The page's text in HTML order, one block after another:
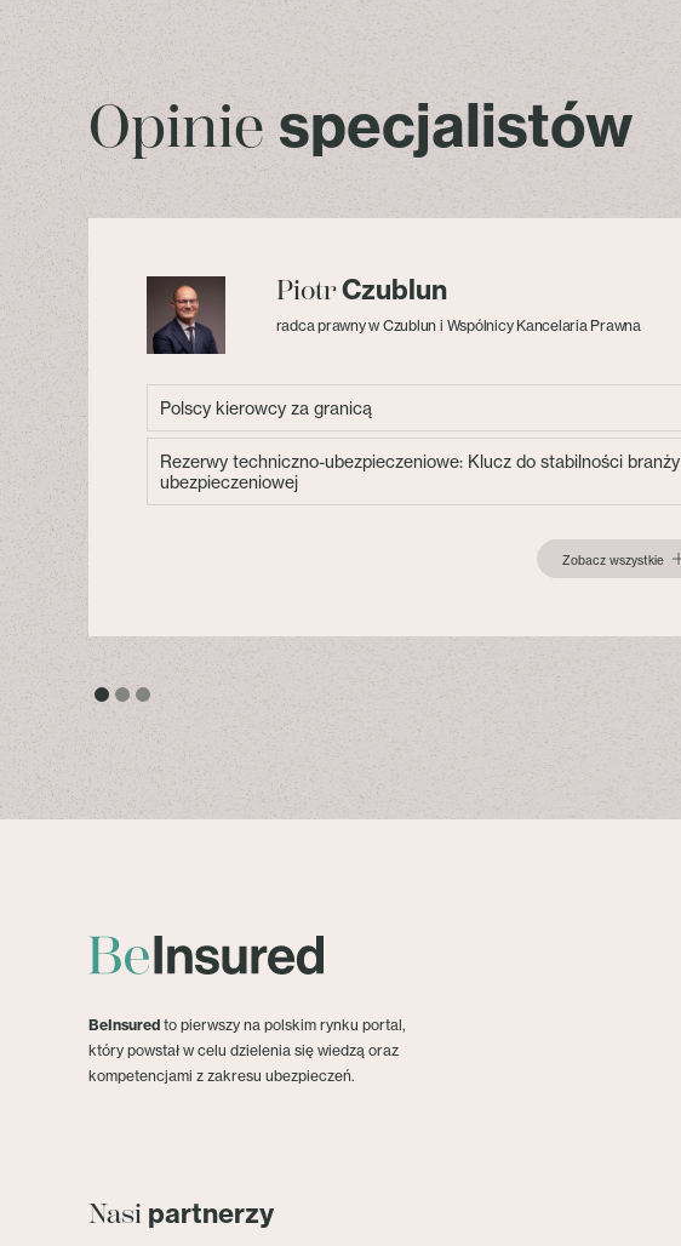
Opinie specjalistów
PiotrCzublun
radca prawny w Czublun i Wspólnicy Kancelaria Prawna
Polscy kierowcy za granicą
Rezerwy techniczno-ubezpieczeniowe: Klucz do stabilności branży
ubezpieczeniowej
Zobacz wszystkie
BeInsured to pierwszy na polskim rynku portal,
który powstał w celu dzielenia się wiedzą oraz
kompetencjami z zakresu ubezpieczeń.
Nasi partnerzy